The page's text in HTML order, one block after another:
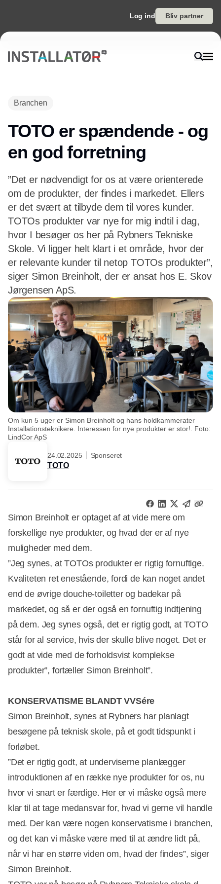
Log ind Bliv partner
Branchen
TOTO er spændende - og
en god forretning
”Det er nødvendigt for os at være orienterede
om de produkter, der findes i markedet. Ellers
er det svært at tilbyde dem til vores kunder.
TOTOs produkter var nye for mig indtil i dag,
hvor I besøger os her på Rybners Tekniske
Skole. Vi ligger helt klart i et område, hvor der
er relevante kunder til netop TOTOs produkter”,
siger Simon Breinholt, der er ansat hos E. Skov
Jørgensen ApS.
Om kun 5 uger er Simon Breinholt og hans holdkammerater
Installationsteknikere. Interessen for nye produkter er stor!. Foto:
LindCor ApS
24.02.2025 Sponseret
TOTO
Simon Breinholt er optaget af at vide mere om
forskellige nye produkter, og hvad der er af nye
muligheder med dem.
”Jeg synes, at TOTOs produkter er rigtig fornuftige.
Kvaliteten ret enestående, fordi de kan noget andet
end de øvrige douche-toiletter og badekar på
markedet, og så er der også en fornuftig indtjening
på dem. Jeg synes også, det er rigtig godt, at TOTO
står for al service, hvis der skulle blive noget. Det er
godt at vide med de forholdsvist komplekse
produkter”, fortæller Simon Breinholt”.
KONSERVATISME BLANDT VVSére
Simon Breinholt, synes at Rybners har planlagt
besøgene på teknisk skole, på et godt tidspunkt i
forløbet.
”Det er rigtig godt, at underviserne planlægger
introduktionen af en række nye produkter for os, nu
hvor vi snart er færdige. Her er vi måske også mere
klar til at tage medansvar for, hvad vi gerne vil handle
med. Der kan være nogen konservatisme i branchen,
og det kan vi måske være med til at ændre lidt på,
når vi har en større viden om, hvad der findes”, siger
Simon Breinholt.